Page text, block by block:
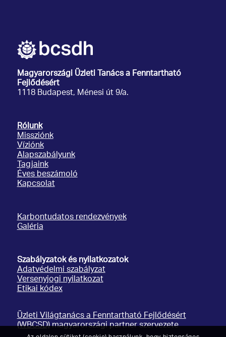
Magyarországi Üzleti Tanácsa Fenntartható
Fejlődésért
1118 Budapest, Ménesi út 9/a.
Rólunk
Missziónk
Víziónk
Alapszabályunk
Tagjaink
Éves beszámoló
Kapcsolat
Karbontudatos rendezvények
Galéria
Szabályzatok és nyilatkozatok
Adatvédelmi szabályzat
Versenyjogi nyilatkozat
Etikai kódex
Üzleti Világtanács a Fenntartható Fejlődésért
(WBCSD)magyarországi partner szervezete